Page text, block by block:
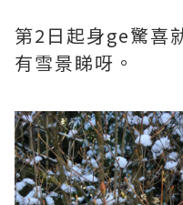
第2日起身ge驚喜
有雪景睇呀。